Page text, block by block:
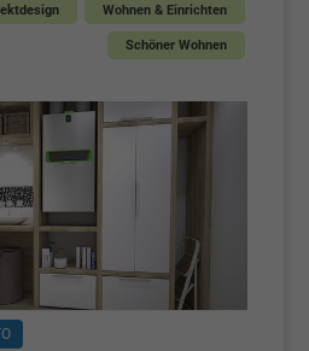
Wohnen & Einrichten
Schöner Wohnen